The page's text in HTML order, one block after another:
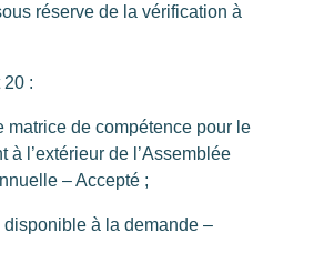
réserve de la vérification à
20 :
matrice de compétence pour le
à l’extérieur de l’Assemblée
–Accepté ;
disponible à la demande –